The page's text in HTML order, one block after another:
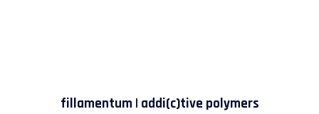
fillamentum | addi(c)tive polymers